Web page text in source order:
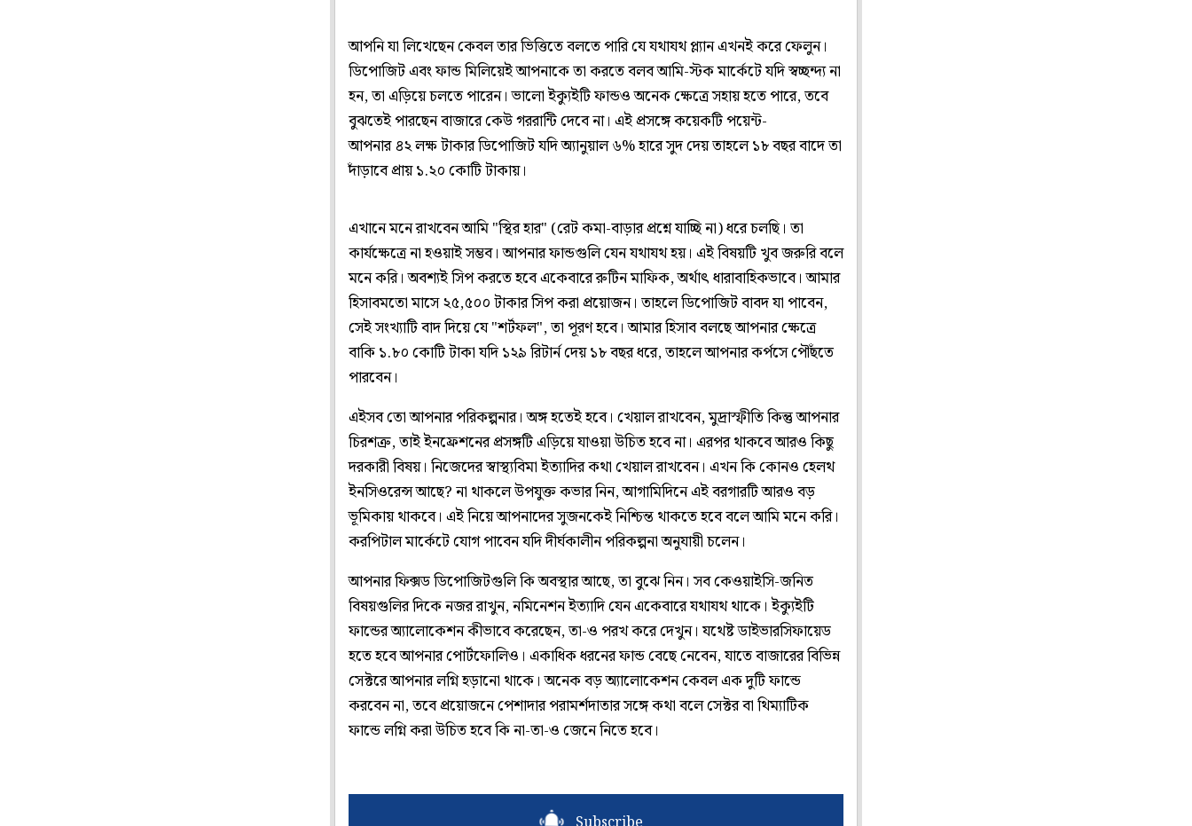
আপনি যা লিখেছেন কেবল তার ভিত্তিতে বলতে পারি যে যথাযথ প্ল‍্যান এখনই করে ফেলুন।
ডিপোজিট এবং ফান্ড মিলিয়েই আপনাকে তা করতে বলব আমি-স্টক মার্কেটে যদি স্বচ্ছন্দ্য না
হন, তা এড়িয়ে চলতে পারেন। ভালো ইক্যুইটি ফান্ডও অনেক ক্ষেত্রে সহায় হতে পারে, তবে
বুঝতেই পারছেন বাজারে কেউ গররান্টি দেবে না। এই প্রসঙ্গে কয়েকটি পয়েন্ট-
আপনার ৪২ লক্ষ টাকার ডিপোজিট যদি অ্যানুয়াল ৬% হারে সুদ দেয় তাহলে ১৮ বছর বাদে তা
দাঁড়াবে প্রায় ১.২০ কোটি টাকায়।
এখানে মনে রাখবেন আমি "স্থির হার" (রেট কমা-বাড়ার প্রশ্নে যাচ্ছি না) ধরে চলছি। তা
কার্যক্ষেত্রে না হওয়াই সম্ভব। আপনার ফান্ডগুলি যেন যথাযথ হয়। এই বিষয়টি খুব জরুরি বলে
মনে করি। অবশ্যই সিপ করতে হবে একেবারে রুটিন মাফিক, অর্থাৎ ধারাবাহিকভাবে। আমার
হিসাবমতো মাসে ২৫,৫০০ টাকার সিপ করা প্রয়োজন। তাহলে ডিপোজিট বাবদ যা পাবেন,
সেই সংখ্যাটি বাদ দিয়ে যে "শর্টফল", তা পূরণ হবে। আমার হিসাব বলছে আপনার ক্ষেত্রে
বাকি ১.৮০ কোটি টাকা যদি ১২৯ রিটার্ন দেয় ১৮ বছর ধরে, তাহলে আপনার কর্পসে পৌঁছতে
পারবেন।
এইসব তো আপনার পরিকল্পনার। অঙ্গ হতেই হবে। খেয়াল রাখবেন, মুদ্রাস্ফীতি কিন্তু আপনার
চিরশত্রু, তাই ইনফ্রেশনের প্রসঙ্গটি এড়িয়ে যাওয়া উচিত হবে না। এরপর থাকবে আরও কিছু
দরকারী বিষয়। নিজেদের স্বাস্থ্যবিমা ইত্যাদির কথা খেয়াল রাখবেন। এখন কি কোনও হেলথ
ইনসিওরেন্স আছে? না থাকলে উপযুক্ত কভার নিন, আগামিদিনে এই বরগারটি আরও বড়
ভূমিকায় থাকবে। এই নিয়ে আপনাদের সুজনকেই নিশ্চিন্ত থাকতে হবে বলে আমি মনে করি।
করপিটাল মার্কেটে যোগ পাবেন যদি দীর্ঘকালীন পরিকল্পনা অনুযায়ী চলেন।
আপনার ফিক্সড ডিপোজিটগুলি কি অবস্থার আছে, তা বুঝে নিন। সব কেওয়াইসি-জনিত
বিষয়গুলির দিকে নজর রাখুন, নমিনেশন ইত্যাদি যেন একেবারে যথাযথ থাকে। ইক্যুইটি
ফান্ডের অ্যালোকেশন কীভাবে করেছেন, তা-ও পরখ করে দেখুন। যথেষ্ট ডাইভারসিফায়েড
হতে হবে আপনার পোর্টফোলিও। একাধিক ধরনের ফান্ড বেছে নেবেন, যাতে বাজারের বিভিন্ন
সেক্টরে আপনার লগ্নি হড়ানো থাকে। অনেক বড় অ্যালোকেশন কেবল এক দুটি ফান্ডে
করবেন না, তবে প্রয়োজনে পেশাদার পরামর্শদাতার সঙ্গে কথা বলে সেক্টর বা থিম্যাটিক
ফান্ডে লগ্নি করা উচিত হবে কি না-তা-ও জেনে নিতে হবে।